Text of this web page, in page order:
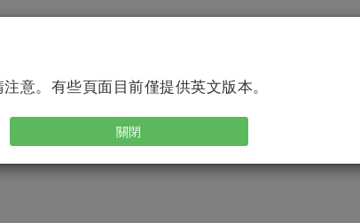
注意。有些頁面目前僅提供英文版本。
關閉
deepest fear is that we are powerful
who am i to be brilliant? Actually, who are